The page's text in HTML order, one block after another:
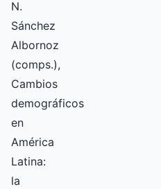
N.
Sánchez
Albornoz
(comps.),
Cambios
demográficos
en
América
Latina:
la